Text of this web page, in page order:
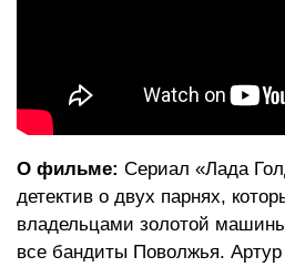
О фильме: Сериал «Лада
детектив о двух парнях,
владельцами золотой
все бандиты Поволжья.